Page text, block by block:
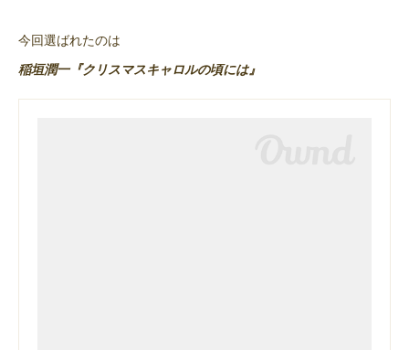
今回選ばれたのは
稲垣潤一『クリスマスキャロルの頃には』